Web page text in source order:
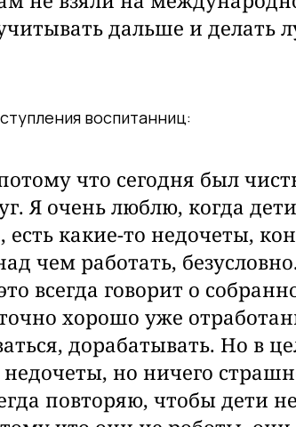
дальше и делать
воспитанниц:
что сегодня был
Я очень люблю, когда
какие-то недочеты,
чем работать,
всегда говорит о
хорошо уже
, дорабатывать. Но в
но ничего
повторяю, чтобы дети